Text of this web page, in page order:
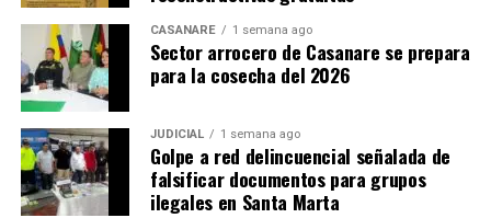
CASANARE 1 semana ago
Sector arrocero de Casanare se prepara
para la cosecha del 2026
JUDICIAL 1 semana ago
Golpe a red delincuencial señalada de
falsificar documentos para grupos
ilegales en Santa Marta